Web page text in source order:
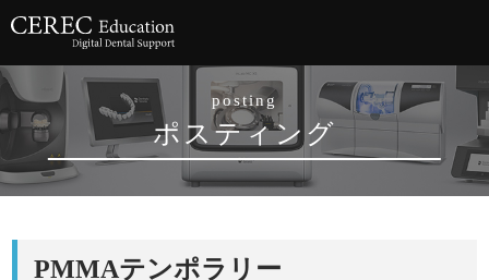
posting
ポスティング
PMMAテンポラリー